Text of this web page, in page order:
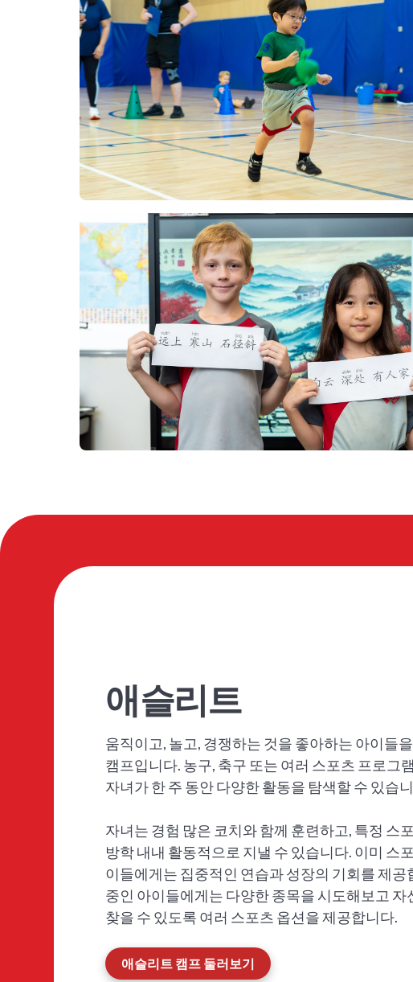
애슬리트
움직이고, 놀고, 경쟁하는 것을 좋아하는 아이들
캠프입니다. 농구, 축구 또는 여러 스포츠 프로그
자녀가 한 주 동안 다양한 활동을 탐색할 수 있습
자녀는 경험 많은 코치와 함께 훈련하고, 특정 스
방학 내내 활동적으로 지낼 수 있습니다. 이미 스
이들에게는 집중적인 연습과 성장의 기회를 제공
중인 아이들에게는 다양한 종목을 시도해보고 자
찾을 수 있도록 여러 스포츠 옵션을 제공합니다.
애슬리트 캠프 둘러보기